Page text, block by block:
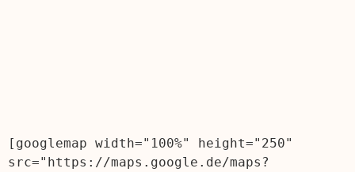
[googlemap width="100%" height="250"
src="https://maps.google.de/maps?